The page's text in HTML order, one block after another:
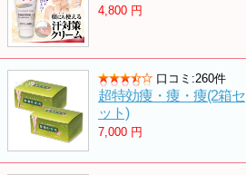
4,800 円
口コミ:260件
超特効痩・痩・痩(2箱セ
ット)
7,000 円